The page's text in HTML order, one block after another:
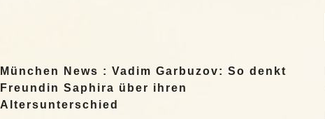
München News : Vadim Garbuzov: So denkt
Freundin Saphira über ihren
Altersunterschied